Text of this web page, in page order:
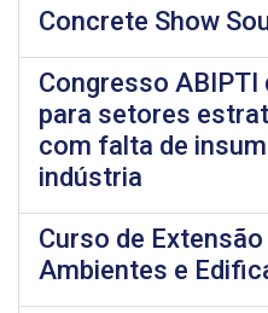
Concrete Show
Congresso
para setores
com falta de
indústria
Curso de
Ambientes e